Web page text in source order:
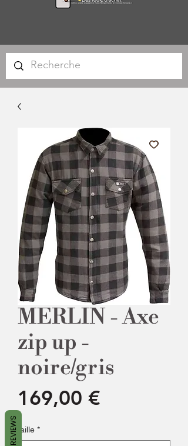
MERLIN - Axe
zip up -
noire/gris
169,00 €
taille *
REVIEWS